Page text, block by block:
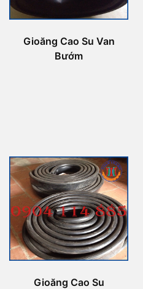
Gioăng Cao Su Van
Bướm
Gioăng Cao Su